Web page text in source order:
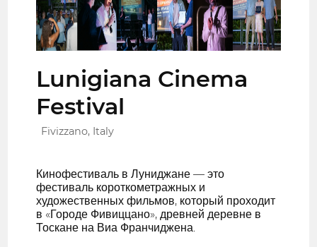
Lunigiana Cinema
Festival
Fivizzano, Italy
Кинофестиваль в Луниджане — это
фестиваль короткометражных и
художественных фильмов, который проходит
в «Городе Фивиццано», древней деревне в
Тоскане на Виа Франчиджена.